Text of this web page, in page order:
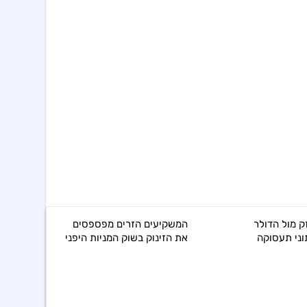
מול הדולר
תעסוקה
המשקיעים הזרים מפספסים
את הזינוק בשוק המניות היפני